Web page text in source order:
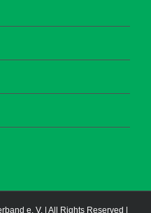
e. V. | All Rights Reserved |